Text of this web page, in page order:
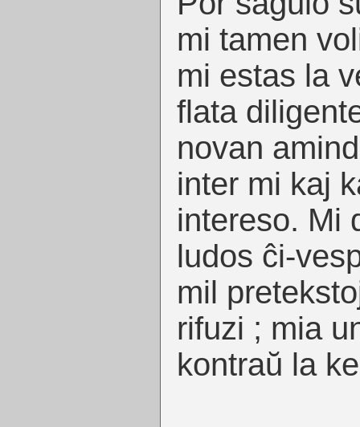
mi tamen
mi estas la
flata
novan
inter mi kaj
intereso. Mi
ludos ĉi-
mil
rifuzi ; mia
kontraŭ la